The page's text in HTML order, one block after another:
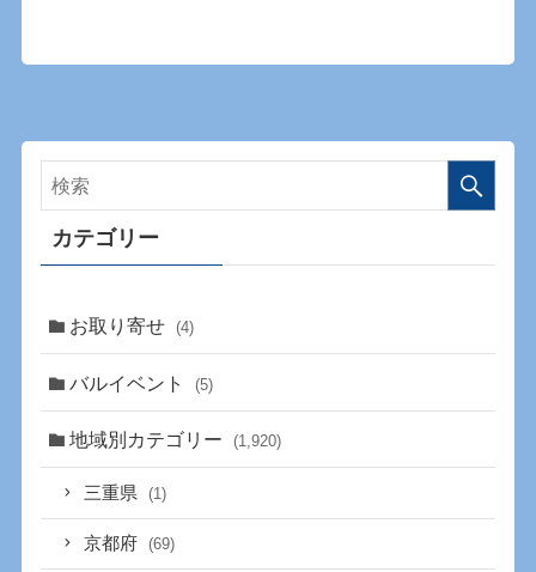
カテゴリー
お取り寄せ (4)
バルイベント (5)
地域別カテゴリー (1,920)
三重県 (1)
京都府 (69)